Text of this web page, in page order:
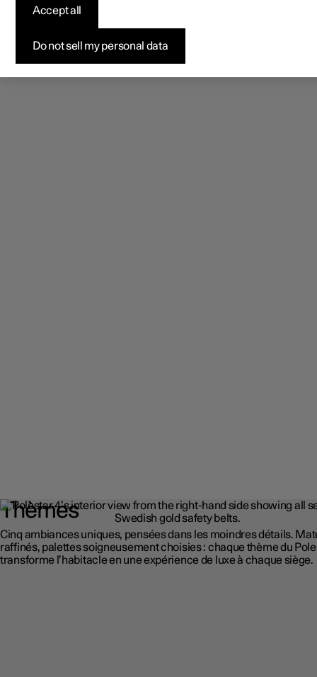
Thèmes
Cinq ambiances uniques, pensées dans les moindres détails.
raffinés, palettes soigneusement choisies : chaque thème du
transforme l’habitacle en une expérience de luxe à chaque siège.
Do not sell my personal data
Accept all